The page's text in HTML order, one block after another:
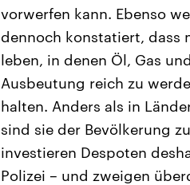
vorwerfen kann. Ebenso
dennoch konstatiert, dass
leben, in denen Öl, Gas
Ausbeutung reich zu
halten. Anders als in
sind sie der Bevölkerung
investieren Despoten
Polizei – und zweigen